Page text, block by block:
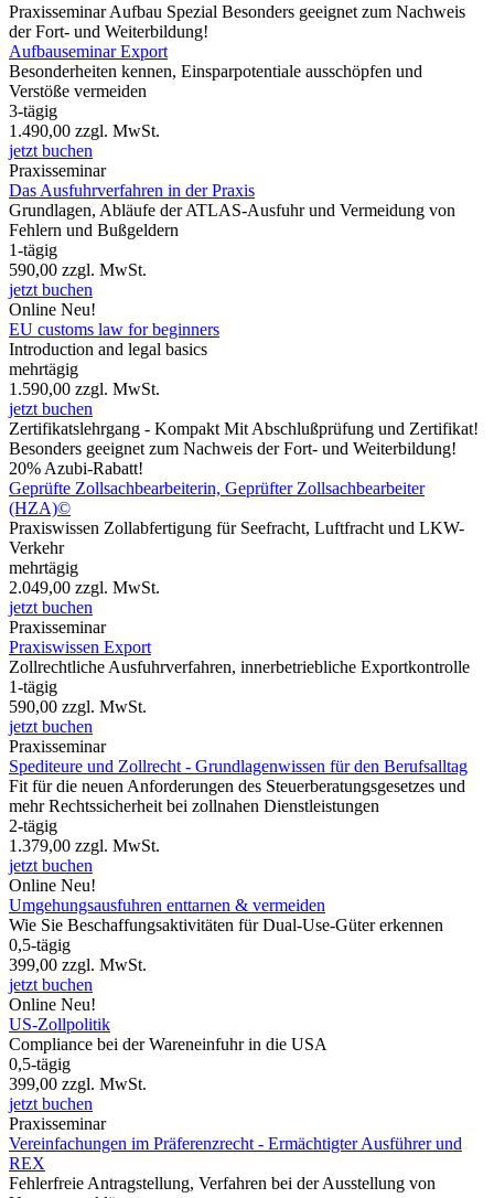
Praxisseminar Aufbau Spezial Besonders geeignet zum Nachweis
der Fort- und Weiterbildung!
Aufbauseminar Export
Besonderheiten kennen, Einsparpotentiale ausschöpfen und
Verstöße vermeiden
3-tägig
1.490,00 zzgl. MwSt.
jetzt buchen
Praxisseminar
Das Ausfuhrverfahren in der Praxis
Grundlagen, Abläufe der ATLAS-Ausfuhr und Vermeidung von
Fehlern und Bußgeldern
1-tägig
590,00 zzgl. MwSt.
jetzt buchen
Online Neu!
EU customs law for beginners
Introduction and legal basics
mehrtägig
1.590,00 zzgl. MwSt.
jetzt buchen
Zertifikatslehrgang - Kompakt Mit Abschlußprüfung und Zertifikat!
Besonders geeignet zum Nachweis der Fort- und Weiterbildung!
20% Azubi-Rabatt!
Geprüfte Zollsachbearbeiterin, Geprüfter Zollsachbearbeiter
(HZA)©
Praxiswissen Zollabfertigung für Seefracht, Luftfracht und LKW-
Verkehr
mehrtägig
2.049,00 zzgl. MwSt.
jetzt buchen
Praxisseminar
Praxiswissen Export
Zollrechtliche Ausfuhrverfahren, innerbetriebliche Exportkontrolle
1-tägig
590,00 zzgl. MwSt.
jetzt buchen
Praxisseminar
Spediteure und Zollrecht - Grundlagenwissen für den Berufsalltag
Fit für die neuen Anforderungen des Steuerberatungsgesetzes und
mehr Rechtssicherheit bei zollnahen Dienstleistungen
2-tägig
1.379,00 zzgl. MwSt.
jetzt buchen
Online Neu!
Umgehungsausfuhren enttarnen & vermeiden
Wie Sie Beschaffungsaktivitäten für Dual-Use-Güter erkennen
0,5-tägig
399,00 zzgl. MwSt.
jetzt buchen
Online Neu!
US-Zollpolitik
Compliance bei der Wareneinfuhr in die USA
0,5-tägig
399,00 zzgl. MwSt.
jetzt buchen
Praxisseminar
Vereinfachungen im Präferenzrecht - Ermächtigter Ausführer und
REX
Fehlerfreie Antragstellung, Verfahren bei der Ausstellung von